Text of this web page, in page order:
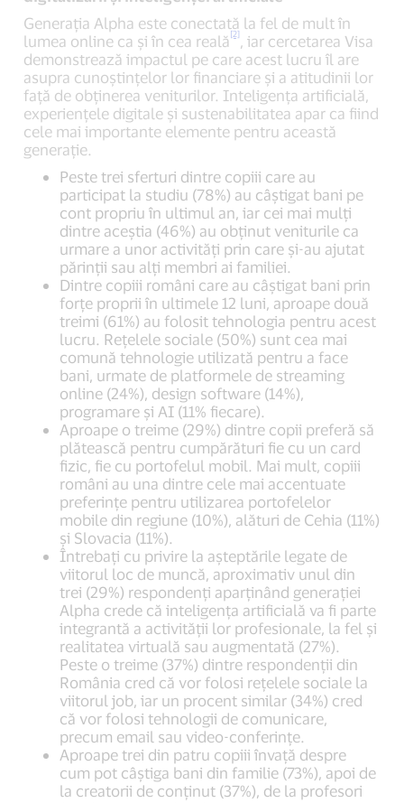
Generația Alpha este conectată la fel de mult în
lumea online ca și în cea reală[2] , iar cercetarea Visa
demonstrează impactul pe care acest lucru îl are
asupra cunoștințelor lor financiare și a atitudinii lor
față de obținerea veniturilor. Inteligența artificială,
experiențele digitale și sustenabilitatea apar ca fiind
cele mai importante elemente pentru această
generație.
Peste trei sferturi dintre copiii care au
participat la studiu (78%) au câștigat bani pe
cont propriu în ultimul an, iar cei mai mulți
dintre aceștia (46%) au obținut veniturile ca
urmare a unor activități prin care și-au ajutat
părinții sau alți membri ai familiei.
Dintre copiii români care au câștigat bani prin
forțe proprii în ultimele 12 luni, aproape două
treimi (61%) au folosit tehnologia pentru acest
lucru. Rețelele sociale (50%) sunt cea mai
comună tehnologie utilizată pentru a face
bani, urmate de platformele de streaming
online (24%), design software (14%),
programare și AI (11% fiecare).
Aproape o treime (29%) dintre copii preferă să
plătească pentru cumpărături fie cu un card
fizic, fie cu portofelul mobil. Mai mult, copiii
români au una dintre cele mai accentuate
preferințe pentru utilizarea portofelelor
mobile din regiune (10%), alături de Cehia (11%)
și Slovacia (11%).
Întrebați cu privire la așteptările legate de
viitorul loc de muncă, aproximativ unul din
trei (29%) respondenți aparținând generației
Alpha crede că inteligența artificială va fi parte
integrantă a activității lor profesionale, la fel și
realitatea virtuală sau augmentată (27%).
Peste o treime (37%) dintre respondenții din
România cred că vor folosi rețelele sociale la
viitorul job, iar un procent similar (34%) cred
că vor folosi tehnologii de comunicare,
precum email sau video-conferințe.
Aproape trei din patru copiii învață despre
cum pot câștiga bani din familie (73%), apoi de
la creatorii de conținut (37%), de la profesori